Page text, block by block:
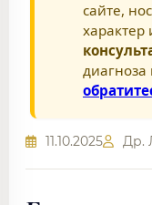
сайте,
характер
11.10.2025 Др.